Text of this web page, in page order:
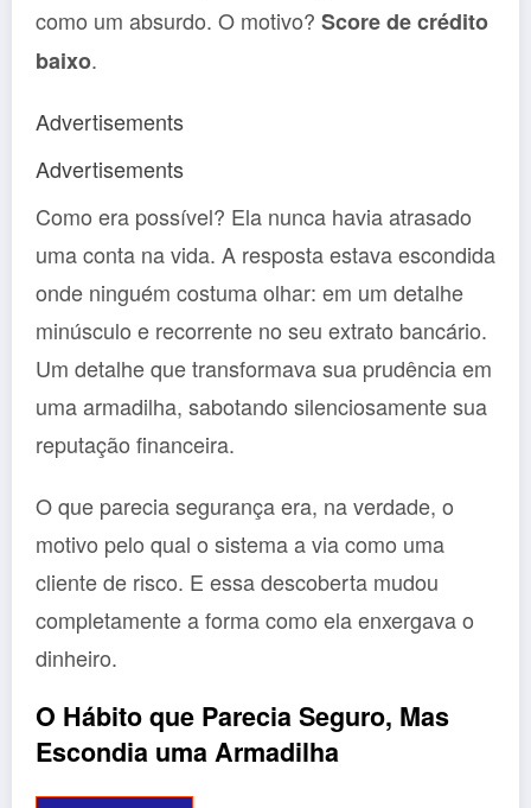
como um absurdo. O motivo? Score de crédito
baixo.
Advertisements
Advertisements
Como era possível? Ela nunca havia atrasado
uma conta na vida. A resposta estava escondida
onde ninguém costuma olhar: em um detalhe
minúsculo e recorrente no seu extrato bancário.
Um detalhe que transformava sua prudência em
uma armadilha, sabotando silenciosamente sua
reputação financeira.
O que parecia segurança era, na verdade, o
motivo pelo qual o sistema a via como uma
cliente de risco. E essa descoberta mudou
completamente a forma como ela enxergava o
dinheiro.
O Hábito que Parecia Seguro, Mas
Escondia uma Armadilha